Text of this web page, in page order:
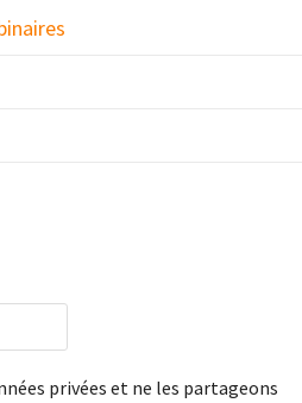
privées et ne les partageons